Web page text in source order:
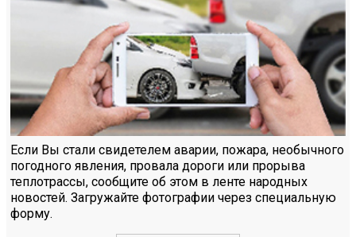
Если Вы стали свидетелем аварии, пожара, необычного
погодного явления, провала дороги или прорыва
теплотрассы, сообщите об этом в ленте народных
новостей. Загружайте фотографии через специальную
форму.